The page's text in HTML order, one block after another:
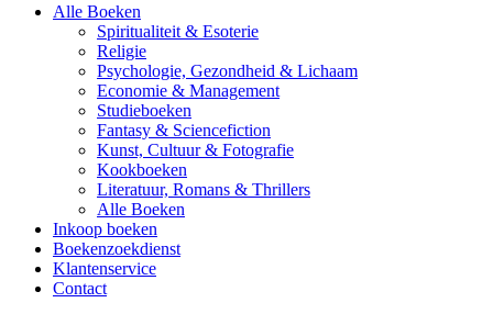
Alle Boeken
Spiritualiteit & Esoterie
Religie
Psychologie, Gezondheid & Lichaam
Economie & Management
Studieboeken
Fantasy & Sciencefiction
Kunst, Cultuur & Fotografie
Kookboeken
Literatuur, Romans & Thrillers
Alle Boeken
Inkoop boeken
Boekenzoekdienst
Klantenservice
Contact